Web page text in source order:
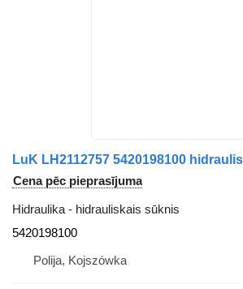
LuK LH2112757 5420198100
Cena pēc pieprasījuma
Hidraulika - hidrauliskais sūknis
5420198100
Polija, Kojszówka